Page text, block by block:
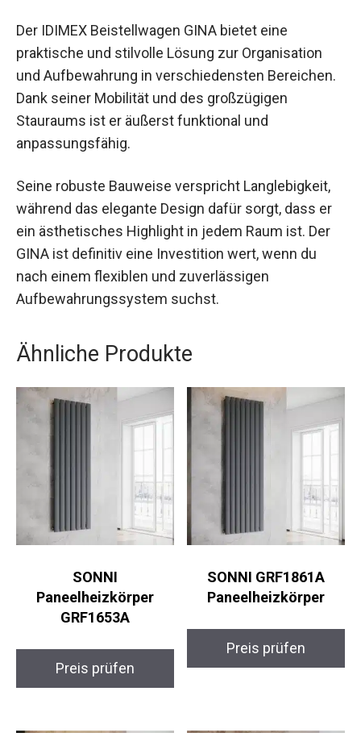
Der IDIMEX Beistellwagen GINA bietet eine
praktische und stilvolle Lösung zur Organisation
und Aufbewahrung in verschiedensten Bereichen.
Dank seiner Mobilität und des großzügigen
Stauraums ist er äußerst funktional und
anpassungsfähig.
Seine robuste Bauweise verspricht Langlebigkeit,
während das elegante Design dafür sorgt, dass er
ein ästhetisches Highlight in jedem Raum ist. Der
GINA ist definitiv eine Investition wert, wenn du
nach einem flexiblen und zuverlässigen
Aufbewahrungssystem suchst.
Ähnliche Produkte
SONNI
Paneelheizkörper
GRF1653A
Preis prüfen
SONNI GRF1861A
Paneelheizkörper
Preis prüfen